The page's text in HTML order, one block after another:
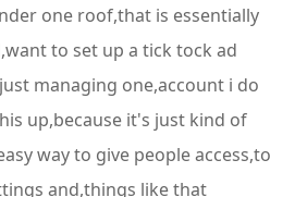
one roof,that is essentially
to set up a tick tock ad
managing one,account i do
up,because it's just kind of
way to give people access,to
and,things like that